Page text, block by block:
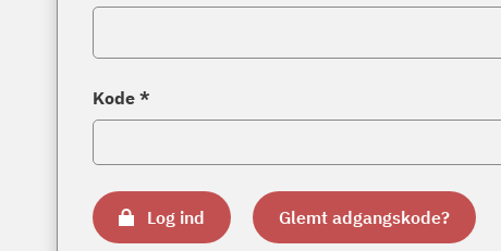
Kode *
Log ind Glemt adgangskode?